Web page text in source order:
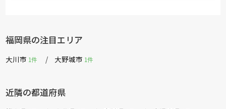
福岡県の注目エリア
大川市 1件 大野城市 1件
近隣の都道府県